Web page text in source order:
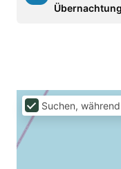
Übernachtung
Suchen,